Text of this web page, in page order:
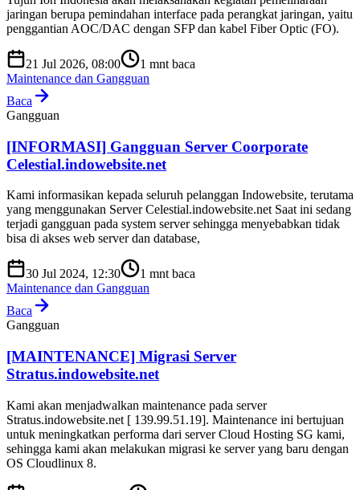
jaringan berupa pemindahan interface pada perangkat jaringan, yaitu
penggantian AOC/DAC dengan SFP dan kabel Fiber Optic (FO).
21 Jul 2026, 08:00 1 mnt baca
Maintenance dan Gangguan
Baca
Gangguan
[INFORMASI] Gangguan Server Coorporate
Celestial.indowebsite.net
Kami informasikan kepada seluruh pelanggan Indowebsite, terutama
yang menggunakan Server Celestial.indowebsite.net Saat ini sedang
terjadi gangguan pada system server sehingga menyebabkan tidak
bisa di akses web server dan database,
30 Jul 2024, 12:30 1 mnt baca
Maintenance dan Gangguan
Baca
Gangguan
[MAINTENANCE] Migrasi Server
Stratus.indowebsite.net
Kami akan menjadwalkan maintenance pada server
Stratus.indowebsite.net [ 139.99.51.19]. Maintenance ini bertujuan
untuk meningkatkan performa dari server Cloud Hosting SG kami,
sehingga kami akan melakukan migrasi ke server yang baru dengan
OS Cloudlinux 8.